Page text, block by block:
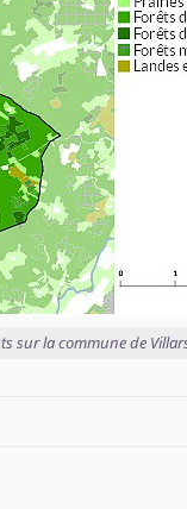
sur la commune de